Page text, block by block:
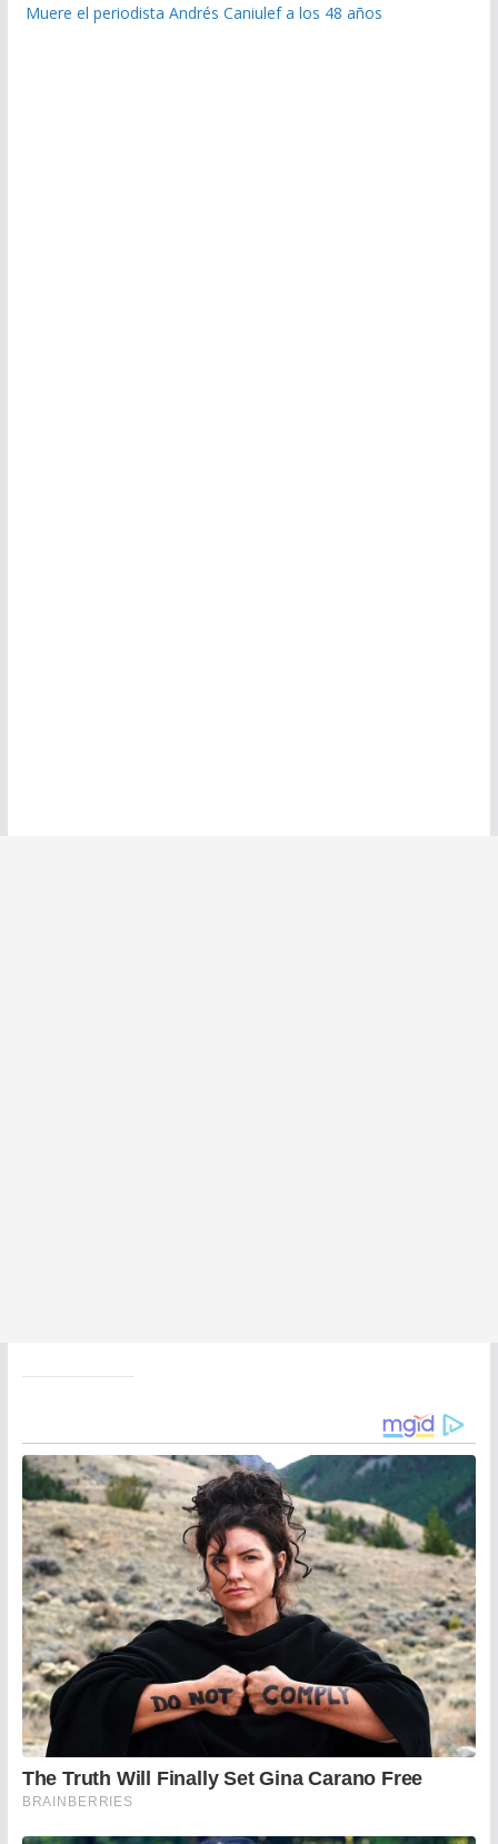
Muere el periodista Andrés Caniulef a los 48 años